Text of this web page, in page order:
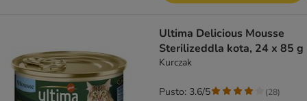
Ultima Delicious Mousse
Sterilizeddla kota, 24 x 85 g
Kurczak
Pusto: 3.6/5 (28)